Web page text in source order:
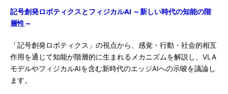
記号創発ロボティクスとフィジカルAI ～新しい時代の知能の階
層性～
「記号創発ロボティクス」の視点から、感覚・行動・社会的相互
作用を通じて知能が階層的に生まれるメカニズムを解説し、VLA
モデルやフィジカルAIを含む新時代のエッジAIへの示唆を議論し
ます。